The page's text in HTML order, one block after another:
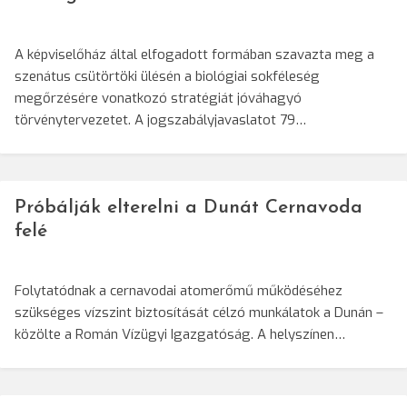
A képviselőház által elfogadott formában szavazta meg a
szenátus csütörtöki ülésén a biológiai sokféleség
megőrzésére vonatkozó stratégiát jóváhagyó
törvénytervezetet. A jogszabályjavaslatot 79…
Próbálják elterelni a Dunát Cernavoda
felé
Folytatódnak a cernavodai atomerőmű működéséhez
szükséges vízszint biztosítását célzó munkálatok a Dunán –
közölte a Román Vízügyi Igazgatóság. A helyszínen…